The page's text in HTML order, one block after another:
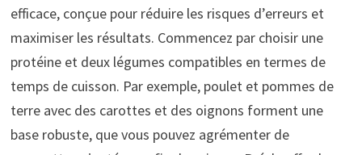
efficace, conçue pour réduire les risques d’erreurs et
maximiser les résultats. Commencez par choisir une
protéine et deux légumes compatibles en termes de
temps de cuisson. Par exemple, poulet et pommes de
terre avec des carottes et des oignons forment une
base robuste, que vous pouvez agrémenter de